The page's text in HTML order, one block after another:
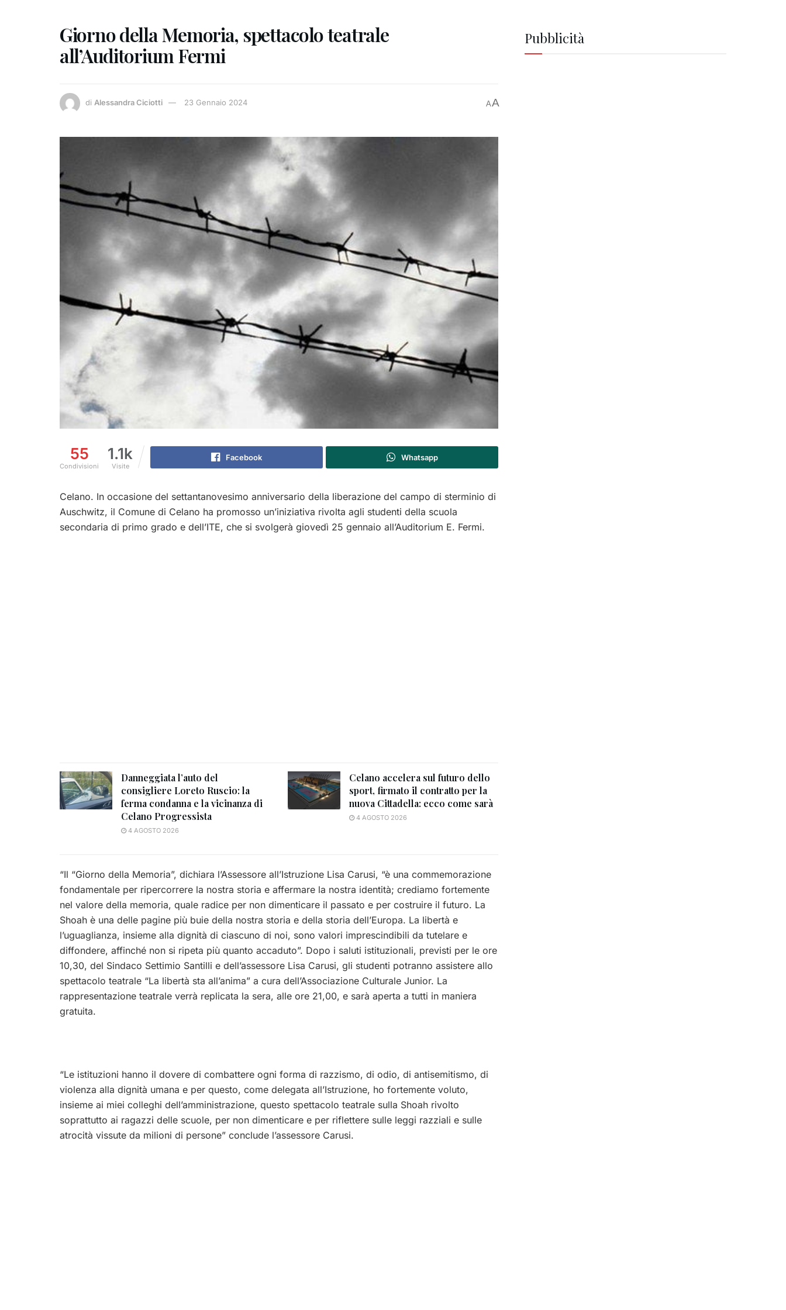
Giorno della Memoria, spettacolo teatrale
all’Auditorium Fermi
di Alessandra Ciciotti 23 Gennaio 2024 AA
55
Condivisioni
1.1k
Visite
Facebook Whatsapp
Celano. In occasione del settantanovesimo anniversario della liberazione del campo di sterminio di
Auschwitz, il Comune di Celano ha promosso un’iniziativa rivolta agli studenti della scuola
secondaria di primo grado e dell’ITE, che si svolgerà giovedì 25 gennaio all’Auditorium E. Fermi.
Danneggiata l’auto del
consigliere Loreto Ruscio: la
ferma condanna e la vicinanza di
Celano Progressista
4 AGOSTO 2026
Celano accelera sul futuro dello
sport, firmato il contratto per la
nuova Cittadella: ecco come sarà
4 AGOSTO 2026
“Il “Giorno della Memoria”, dichiara l’Assessore all’Istruzione Lisa Carusi, “è una commemorazione
fondamentale per ripercorrere la nostra storia e affermare la nostra identità; crediamo fortemente
nel valore della memoria, quale radice per non dimenticare il passato e per costruire il futuro. La
Shoah è una delle pagine più buie della nostra storia e della storia dell’Europa. La libertà e
l’uguaglianza, insieme alla dignità di ciascuno di noi, sono valori imprescindibili da tutelare e
diffondere, affinché non si ripeta più quanto accaduto”. Dopo i saluti istituzionali, previsti per le ore
10,30, del Sindaco Settimio Santilli e dell’assessore Lisa Carusi, gli studenti potranno assistere allo
spettacolo teatrale “La libertà sta all’anima” a cura dell’Associazione Culturale Junior. La
rappresentazione teatrale verrà replicata la sera, alle ore 21,00, e sarà aperta a tutti in maniera
gratuita.
“Le istituzioni hanno il dovere di combattere ogni forma di razzismo, di odio, di antisemitismo, di
violenza alla dignità umana e per questo, come delegata all’Istruzione, ho fortemente voluto,
insieme ai miei colleghi dell’amministrazione, questo spettacolo teatrale sulla Shoah rivolto
soprattutto ai ragazzi delle scuole, per non dimenticare e per riflettere sulle leggi razziali e sulle
atrocità vissute da milioni di persone” conclude l’assessore Carusi.
Pubblicità